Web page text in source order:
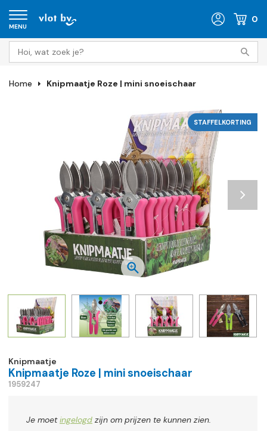
MENU
0
Home Knipmaatje Roze | mini snoeischaar
STAFFELKORTING
Knipmaatje
Knipmaatje Roze | mini snoeischaar
1959247
Je moetingelogd zijn om prijzen te kunnen zien.